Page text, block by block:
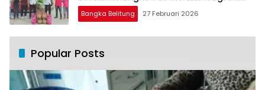
Trade In di Belitung Timur
Bangka Belitung 27 Februari 2026
Popular Posts